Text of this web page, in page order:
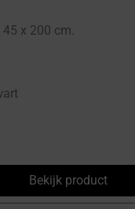
45 x 200 cm.
Bekijk product